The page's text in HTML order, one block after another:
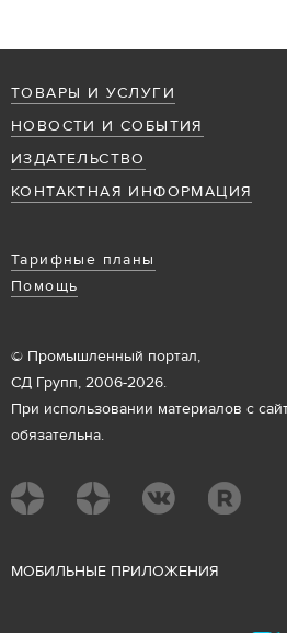
ТОВАРЫ И УСЛУГИ
НОВОСТИ И СОБЫТИЯ
ИЗДАТЕЛЬСТВО
КОНТАКТНАЯ ИНФОРМАЦИЯ
Тарифные планы
Помощь
© Промышленный портал,
СД Групп, 2006-2026.
При использовании материалов с
обязательна.
МОБИЛЬНЫЕ ПРИЛОЖЕНИЯ